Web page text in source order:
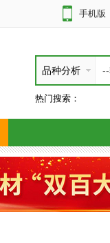
手机版
品种分析
热门搜索：